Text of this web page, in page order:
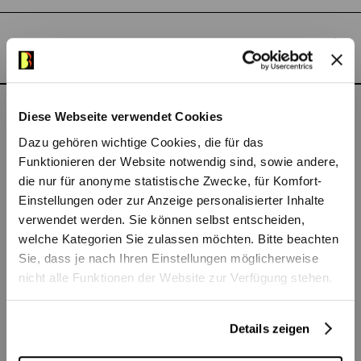
Diese Webseite verwendet Cookies
Dazu gehören wichtige Cookies, die für das
Funktionieren der Website notwendig sind, sowie andere,
die nur für anonyme statistische Zwecke, für Komfort-
Einstellungen oder zur Anzeige personalisierter Inhalte
verwendet werden. Sie können selbst entscheiden,
welche Kategorien Sie zulassen möchten. Bitte beachten
Sie, dass je nach Ihren Einstellungen möglicherweise
nicht alle Funktionen der Website zur Verfügung stehen.
Details zeigen
auf Tour gehen:
Night Shining Cloudsvon
Vanishing Point
2026 findet bereits die zwanzigste Ausgabe
von Steps statt.
Night Shining Clouds
Choreografie Marioenrico D'Angelo(NEXT
STEPS-Artist)
Irina Shaposhnikova
© Gregory Batardon ©
Trailer: Swiss Mix - Vanishing Point
Night Shining Clouds
Vanishing Point
Sponsor*innen
Das könnte Ihnen auch
gefallen